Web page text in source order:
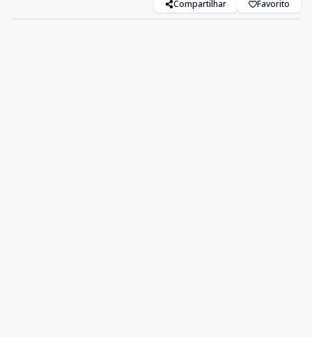
Compartilhar Favorito